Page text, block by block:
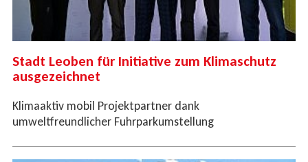
Stadt Leoben für Initiative zum Klimaschutz
ausgezeichnet
Klimaaktiv mobil Projektpartner dank
umweltfreundlicher Fuhrparkumstellung